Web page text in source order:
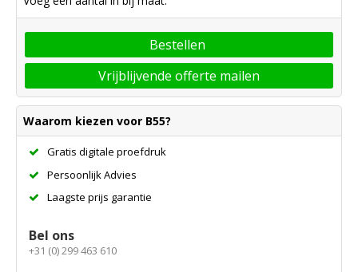
Bestellen
Vrijblijvende offerte mailen
Waarom kiezen voor B55?
Gratis digitale proefdruk
Persoonlijk Advies
Laagste prijs garantie
Bel ons
+31 (0) 299 463 610